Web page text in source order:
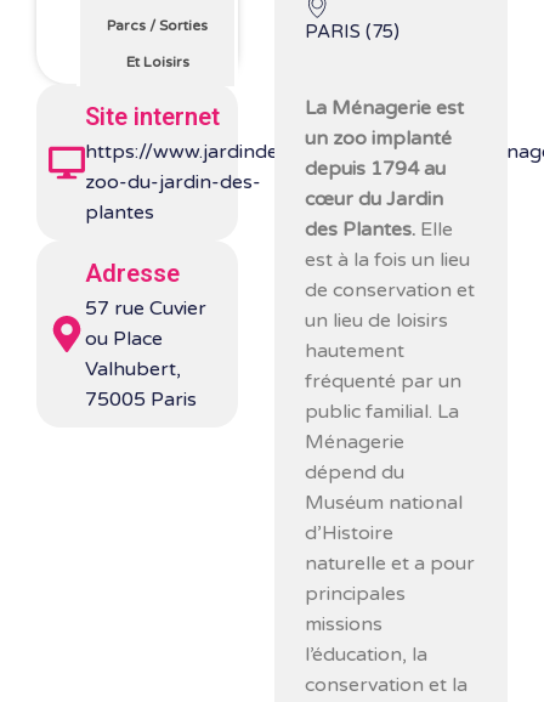
Parcs /Sorties
Et Loisirs
Site internet
https://www.jardindesplantesdeparis.fr/fr/
zoo-du-jardin-des-
plantes
Adresse
57 rue Cuvier
ou Place
Valhubert,
75005 Paris
PARIS (75)
La Ménagerie est
un zoo implanté
depuis 1794 au
cœur du Jardin
des Plantes. Elle
est à la fois un lieu
de conservation et
un lieu de loisirs
hautement
fréquenté par un
public familial. La
Ménagerie
dépend du
Muséum national
d’Histoire
naturelle et a pour
principales
missions
l’éducation, la
conservation et la